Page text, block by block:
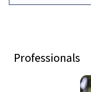
Professionals